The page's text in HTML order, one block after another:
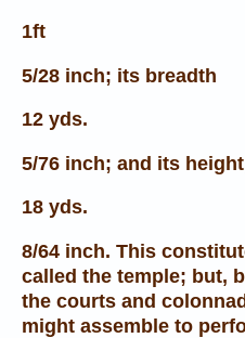
1ft
5/28 inch; its breadth
12 yds.
5/76 inch; and its
18 yds.
8/64 inch. This
called the temple; but,
the courts and
might assemble to